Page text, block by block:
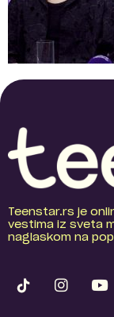
Teenstar.rs je
vestima iz sveta
naglaskom na